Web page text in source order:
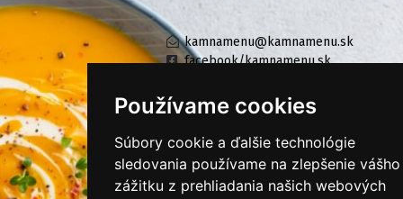
Používame cookies
Súbory cookie a ďalšie technológie
sledovania používame na zlepšenie vášho
zážitku z prehliadania našich webových
kamnamenu@kamnamenu.sk
facebook/kamnamenu.sk
KONTAKTUJTE NÁS